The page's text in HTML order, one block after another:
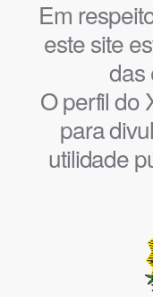
Em
este site
das
O perfil do
para
utilidade